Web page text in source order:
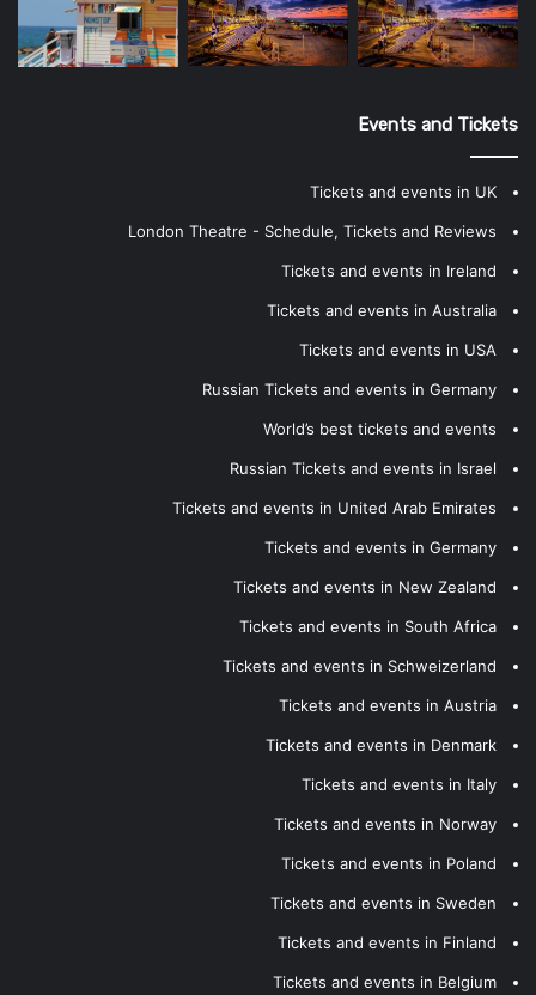
Events and Tickets
Tickets and events in UK
London Theatre - Schedule, Tickets and Reviews
Tickets and events in Ireland
Tickets and events in Australia
Tickets and events in USA
Russian Tickets and events in Germany
World’s best tickets and events
Russian Tickets and events in Israel
Tickets and events in United Arab Emirates
Tickets and events in Germany
Tickets and events in New Zealand
Tickets and events in South Africa
Tickets and events in Schweizerland
Tickets and events in Austria
Tickets and events in Denmark
Tickets and events in Italy
Tickets and events in Norway
Tickets and events in Poland
Tickets and events in Sweden
Tickets and events in Finland
Tickets and events in Belgium